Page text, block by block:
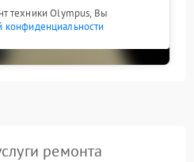
техники Olympus, Вы
конфиденциальности
ремонта